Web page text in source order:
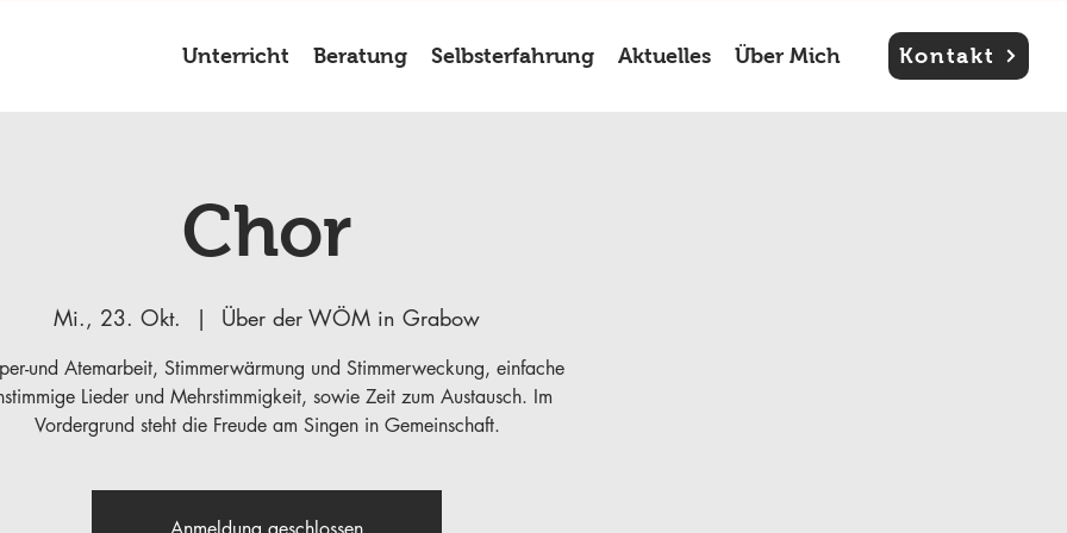
Unterricht Beratung Selbsterfahrung Aktuelles Über Mich Kontakt
Chor
Mi., 23. Okt.
  |
Über der WÖM in Grabow
und Atemarbeit, Stimmerwärmung und Stimmerweckung, einfache
Lieder und Mehrstimmigkeit, sowie Zeit zum Austausch. Im
Vordergrund steht die Freude am Singen in Gemeinschaft.